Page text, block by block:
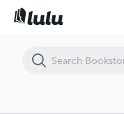
Il Re Benedetto